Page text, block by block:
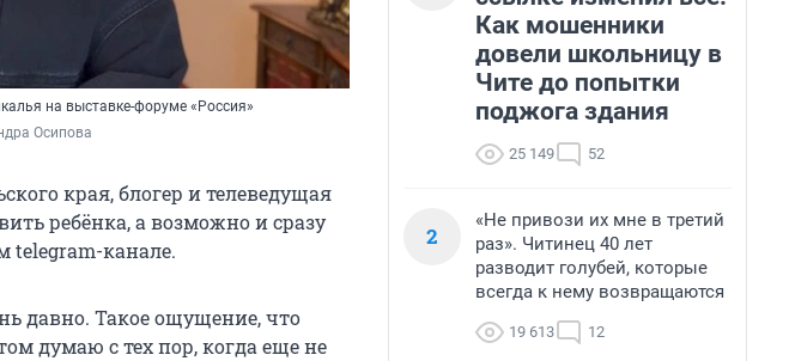
на выставке-форуме «Россия»
Осипова
края, блогер и телеведущая
ребёнка, а возможно и сразу
telegram-канале.
давно. Такое ощущение, что
думаю с тех пор, когда еще не
Как мошенники
довели школьницу в
Чите до попытки
поджога здания
25 149 52
2
«Не привози их мне в третий
раз». Читинец 40 лет
разводит голубей, которые
всегда к нему возвращаются
19 613 12